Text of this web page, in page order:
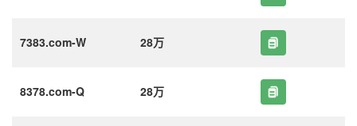
7383.com-W 28万
8378.com-Q 28万